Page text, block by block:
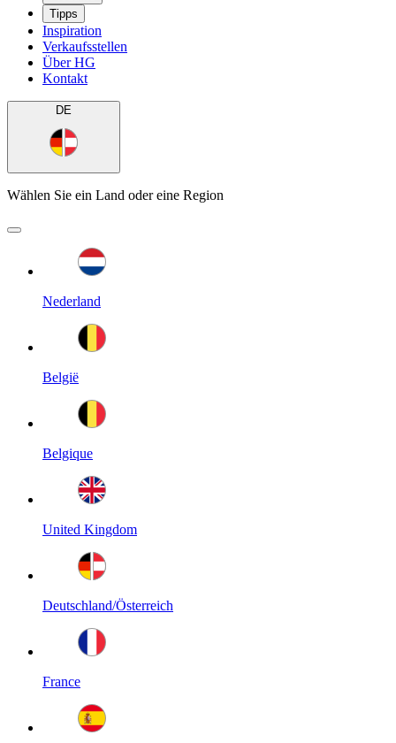
Tipps
Inspiration
Verkaufsstellen
Über HG
Kontakt
DE
Wählen Sie ein Land oder eine Region
Nederland
België
Belgique
United Kingdom
Deutschland/Österreich
France